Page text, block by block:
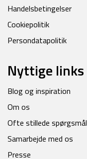
Handelsbetingelser
Cookiepolitik
Persondatapolitik
Nyttige links
Blog og inspiration
Om os
Ofte stillede spørgsmål
Samarbejde med os
Presse